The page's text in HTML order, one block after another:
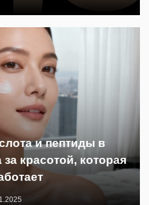
и пептиды в
красотой, которая